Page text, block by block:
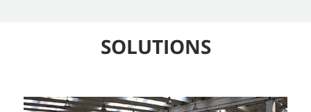
SOLUTIONS